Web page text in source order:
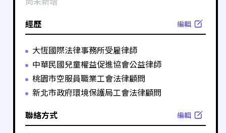
經歷
編輯
大恆國際法律事務所受雇律師
中華民國兒童權益促進協會公益律師
桃園市空服員職業工會法律顧問
新北市政府環境保護局工會法律顧問
聯絡方式
編輯